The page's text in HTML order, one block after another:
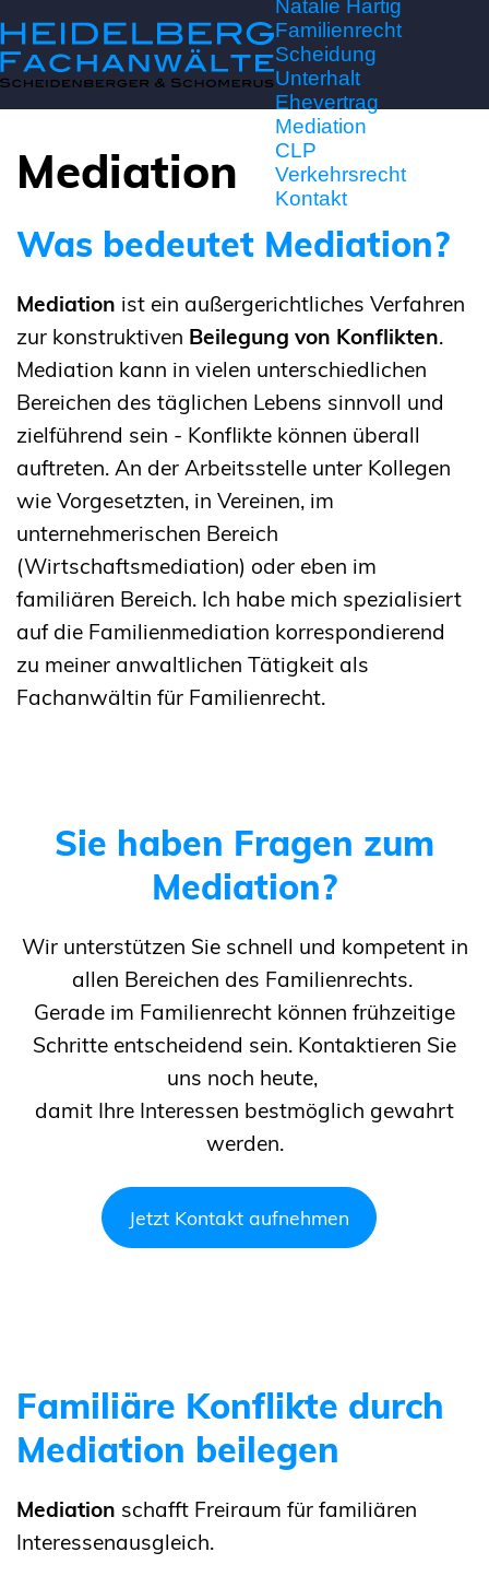
Natalie Hartig
Familienrecht
Scheidung
Unterhalt
Ehevertrag
Mediation
CLP
Verkehrsrecht
Kontakt
Mediation
Was bedeutet Mediation?
Mediation ist ein außergerichtliches Verfahren
zur konstruktiven Beilegung von Konflikten.
Mediation kann in vielen unterschiedlichen
Bereichen des täglichen Lebens sinnvoll und
zielführend sein - Konflikte können überall
auftreten. An der Arbeitsstelle unter Kollegen
wie Vorgesetzten, in Vereinen, im
unternehmerischen Bereich
(Wirtschaftsmediation) oder eben im
familiären Bereich. Ich habe mich spezialisiert
auf die Familienmediation korrespondierend
zu meiner anwaltlichen Tätigkeit als
Fachanwältin für Familienrecht.
Sie haben Fragen zum
Mediation?
Wir unterstützen Sie schnell und kompetent in
allen Bereichen des Familienrechts.
Gerade im Familienrecht können frühzeitige
Schritte entscheidend sein. Kontaktieren Sie
uns noch heute,
damit Ihre Interessen bestmöglich gewahrt
werden.
Jetzt Kontakt aufnehmen
Familiäre Konflikte durch
Mediation beilegen
Mediation schafft Freiraum für familiären
Interessenausgleich.